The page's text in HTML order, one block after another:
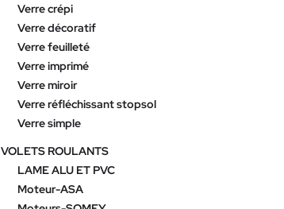
Verre crépi
Verre décoratif
Verre feuilleté
Verre imprimé
Verre miroir
Verre réfléchissant stopsol
Verre simple
VOLETS ROULANTS
LAME ALU ET PVC
Moteur-ASA